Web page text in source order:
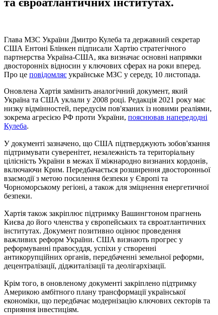
Глава МЗС України Дмитро Кулеба та державний секретар
США Ентоні Блінкен підписали Хартію стратегічного
партнерства Україна-США, яка визначає основні напрямки
двосторонніх відносин у ключових сферах на роки вперед.
Про це повідомляє українське МЗС у середу, 10 листопада.
Оновлена ​​Хартія замінить аналогічний документ, який
Україна та США уклали у 2008 році. Редакція 2021 року має
низку відмінностей, передусім пов'язаних із новими реаліями,
зокрема агресією РФ проти України, пояснював напередодні
Кулеба.
У документі зазначено, що США підтверджують зобов'язання
підтримувати суверенітет, незалежність та територіальну
цілісність України в межах її міжнародно визнаних кордонів,
включаючи Крим. Передбачається розширення двосторонньої
взаємодії з метою посилення безпеки у Європі та
Чорноморському регіоні, а також для зміцнення енергетичної
безпеки.
Хартія також закріплює підтримку Вашингтоном прагнень
Києва до його членства у європейських та євроатлантичних
інститутах. Документ позитивно оцінює проведення
важливих реформ України. США визнають прогрес у
реформуванні правосуддя, успіхи у створенні
антикорупційних органів, передбаченні земельної реформи,
децентралізації, діджиталізації та деолігархізації.
Крім того, в оновленому документі закріплено підтримку
Америкою амбітного плану трансформації української
економіки, що передбачає модернізацію ключових секторів та
сприяння інвестиціям.